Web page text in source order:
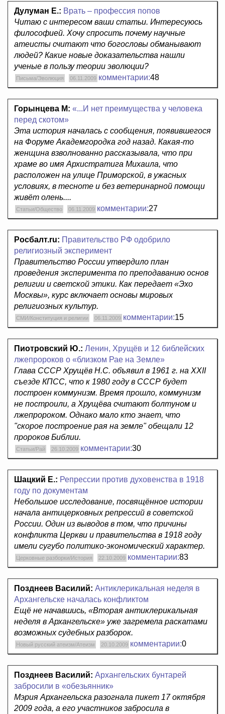
Дулуман Е.: Врать – профессия попов
Читаю с интересом ваши статьи. Интересуюсь
философией. Хочу спросить почему научные
атеисты считают что богословы обманывают
людей? Какие новые доказательства нашли
ученые в пользу теории эволюции?
Письма/Эволюция 06.11.2009 комментарии:48
Горынцева М: «...И нет преимущества у человека
перед скотом»
Эта история началась с сообщения, появившегося
на Форуме Академгородка год назад. Какая-то
женщина взволнованно рассказывала, что при
храме во имя Архистратига Михаила, что
расположен на улице Приморской, в ужасных
условиях, в тесноте и без ветеринарной помощи
живёт олень....
Статьи/Общество 06.11.2009 комментарии:27
Росбалт.ru: Правительство РФ одобрило
религиозный эксперимент
Правительство России утвердило план
проведения эксперимента по преподаванию основ
религии и светской этики. Как передает «Эхо
Москвы», курс включает основы мировых
религиозных культур.
СМИ/Конституция и религии 06.11.2009 комментарии:15
Пиотровский Ю.: Ленин, Хрущёв и 12 библейских
лжепророков о «близком Рае на Земле»
Глава СССР Хрущёв Н.С. объявил в 1961 г. на ХХII
съезде КПСС, что к 1980 году в СССР будет
построен коммунизм. Время прошло, коммунизм
не построили, а Хрущёва считают болтуном и
лжепророком. Однако мало кто знает, что
"скорое построение рая на земле" обещали 12
пророков Библии.
Статьи/Рай 26.10.2009 комментарии:30
Шацкий Е.: Репрессии против духовенства в 1918
году по документам
Небольшое исследование, посвящённое истории
начала антицерковных репрессий в советской
России. Один из выводов в том, что причины
конфликта Церкви и правительства в 1918 году
имели сугубо политико-экономический характер.
Церковные разборки/История 22.10.2009 комментарии:83
Позднеев Василий: Антиклерикальная неделя в
Архангельске началась конфликтом
Ещё не начавшись, «Вторая антиклерикальная
неделя в Архангельске» уже загремела раскатами
возможных судебных разборок.
Новый русский атеизм/Атеизм 20.10.2009 комментарии:0
Позднеев Василий: Архангельских бунтарей
забросили в «обезьянник»
Мэрия Архангельска разогнала пикет 17 октября
2009 года, а его участников забросила в